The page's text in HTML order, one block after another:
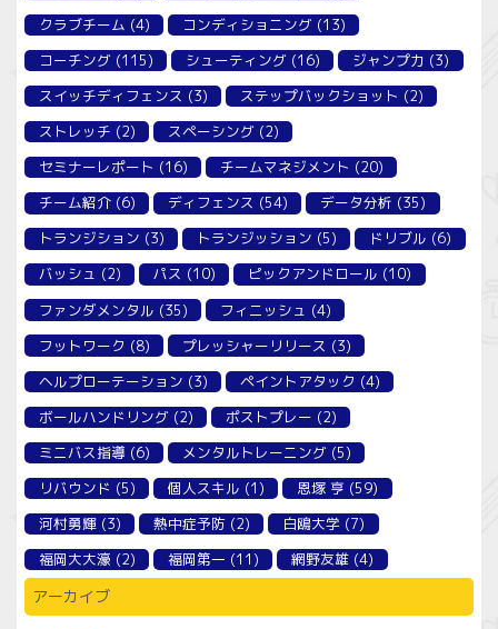
クラブチーム (4) コンディショニング (13)
コーチング (115) シューティング (16) ジャンプ力 (3)
スイッチディフェンス (3) ステップバックショット (2)
ストレッチ (2) スペーシング (2)
セミナーレポート (16) チームマネジメント (20)
チーム紹介(6) ディフェンス (54) データ分析 (35)
トランジション (3) トランジッション (5) ドリブル (6)
バッシュ (2) パス (10) ピックアンドロール (10)
ファンダメンタル (35) フィニッシュ (4)
フットワーク (8) プレッシャーリリース (3)
ヘルプローテーション (3) ペイントアタック (4)
ボールハンドリング (2) ポストプレー (2)
ミニバス指導 (6) メンタルトレーニング (5)
リバウンド (5) 個人スキル (1) 恩塚 亨 (59)
河村勇輝(3) 熱中症予防(2) 白鴎大学 (7)
福岡大大濠 (2) 福岡第一 (11) 網野友雄(4)
アーカイブ